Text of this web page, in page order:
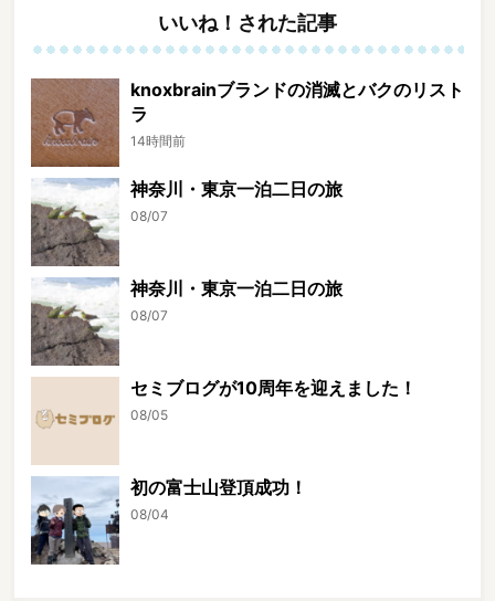
いいね！された記事
knoxbrainブランドの消滅とバクのリスト
ラ
14時間前
神奈川・東京一泊二日の旅
08/07
神奈川・東京一泊二日の旅
08/07
セミブログが10周年を迎えました！
08/05
初の富士山登頂成功！
08/04